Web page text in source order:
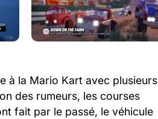
à la Mario Kart avec plusieurs
des rumeurs, les courses
fait par le passé, le véhicule